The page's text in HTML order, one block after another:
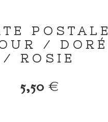
POSTALE
/ DORÉ
/ ROSIE
5,50 €